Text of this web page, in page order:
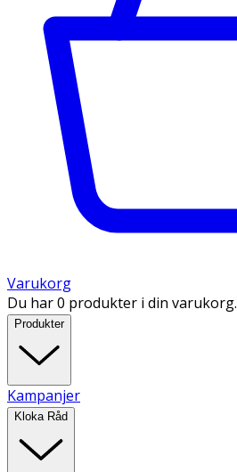
Varukorg
Du har 0 produkter i din varukorg.
Produkter
Kampanjer
Kloka Råd